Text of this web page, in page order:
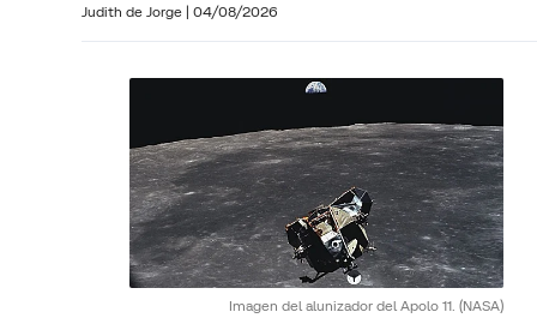
Judith de Jorge | 04/08/2026
Imagen del alunizador del Apolo 11. (NASA)